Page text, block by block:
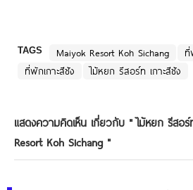
TAGS Maiyok Resort Koh Sichang
ที่พักเกาะสีชัง
ไม้หยก รีสอร์ท เกาะสีชัง
แสดงความคิดเห็น เกี่ยวกับ "ไม้หยก รีสอร์
Resort Koh Sichang "